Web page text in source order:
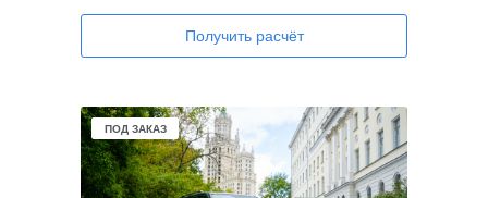
Получить расчёт
В НАЛИЧИИ
ПОД ЗАКАЗ